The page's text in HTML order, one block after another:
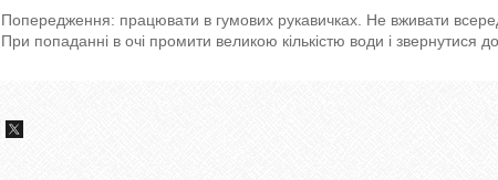
Попередження: працювати в гумових рукавичках. Не вживати
При попаданні в очі промити великою кількістю води і звернутися